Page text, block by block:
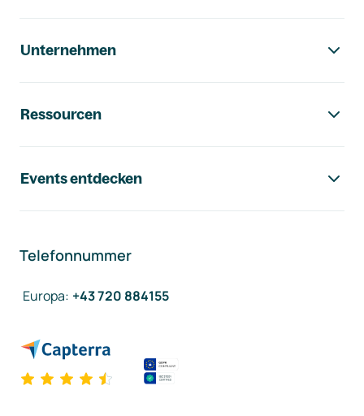
Unternehmen
Ressourcen
Events entdecken
Telefonnummer
Europa: +43 720 884155